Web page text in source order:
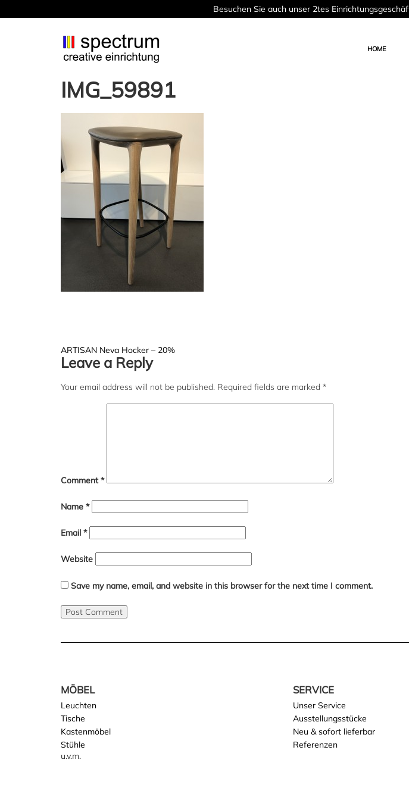
Besuchen Sie auch unser 2tes
HOME
IMG_59891
Post
navigation
ARTISAN Neva Hocker – 20%
Leave a Reply
Your email address will not be published. Required fields are marked *
Comment*
Name *
Email *
Website
Save my name, email, and website in this browser for the next time I comment.
MÖBEL
Leuchten
Tische
Kastenmöbel
Stühle
u.v.m.
SERVICE
Unser Service
Ausstellungsstücke
Neu & sofort lieferbar
Referenzen